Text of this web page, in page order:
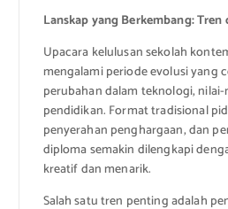
Lanskap yang Berkembang:
Upacara kelulusan sekolah
mengalami periode evolusi yang
perubahan dalam teknologi,
pendidikan. Format tradisional
penyerahan penghargaan, dan
diploma semakin dilengkapi
kreatif dan menarik.
Salah satu tren penting adalah